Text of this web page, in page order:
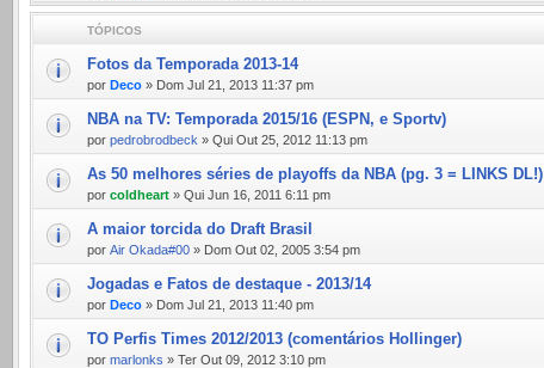
TÓPICOS
Fotos da Temporada 2013-14
por Deco » Dom Jul 21, 2013 11:37 pm
NBA na TV: Temporada 2015/16 (ESPN, e Sportv)
por pedrobrodbeck » Qui Out 25, 2012 11:13 pm
As 50 melhores séries de playoffs da NBA (pg. 3 = LINKS DL!)
por coldheart » Qui Jun 16, 2011 6:11 pm
A maior torcida do Draft Brasil
por Air Okada#00 » Dom Out 02, 2005 3:54 pm
Jogadas e Fatos de destaque - 2013/14
por Deco » Dom Jul 21, 2013 11:40 pm
TO Perfis Times 2012/2013 (comentários Hollinger)
por marlonks » Ter Out 09, 2012 3:10 pm